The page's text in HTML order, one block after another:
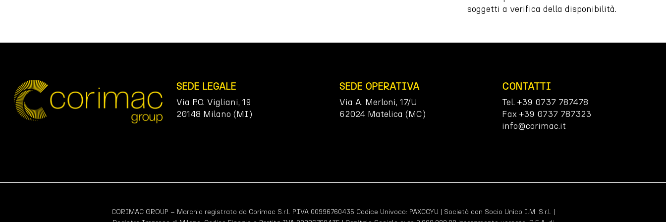
soggetti a verifica della disponibilità.
SEDE LEGALE
Via P.O. Vigliani, 19
20148 Milano (MI)
SEDE OPERATIVA
Via A. Merloni, 17/U
62024 Matelica (MC)
CONTATTI
Tel. +39 0737 787478
Fax +39 0737 787323
info@corimac.it
CORIMAC GROUP – Marchio registrato da Corimac S.r.l. P.IVA 00996760435 Codice Univoco: PAXCCYU | Società con Socio Unico I.M. S.r.l. |